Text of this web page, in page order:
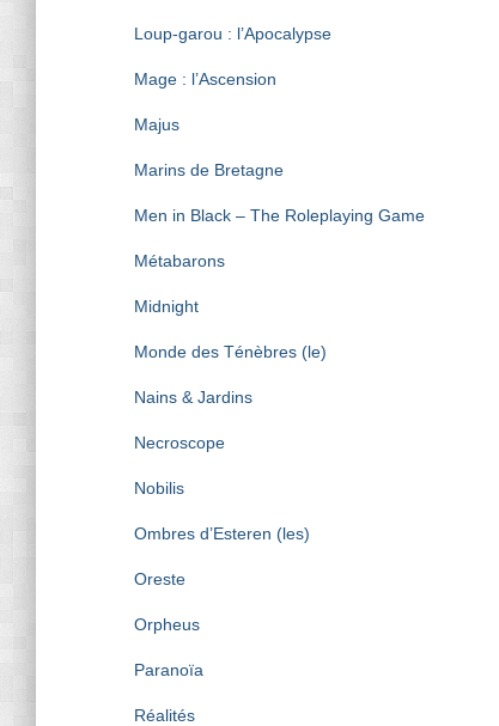
Loup-garou : l’Apocalypse
Mage : l’Ascension
Majus
Marins de Bretagne
Men in Black – The Roleplaying Game
Métabarons
Midnight
Monde des Ténèbres (le)
Nains & Jardins
Necroscope
Nobilis
Ombres d’Esteren (les)
Oreste
Orpheus
Paranoïa
Réalités